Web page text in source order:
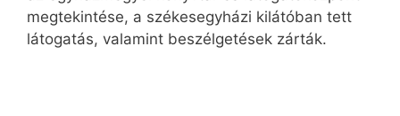
megtekintése, a székesegyházi kilátóban tett
látogatás, valamint beszélgetések zárták.